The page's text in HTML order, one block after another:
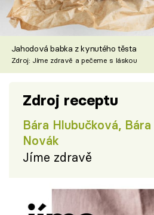
Jahodová babka z kynutého těsta
Zdroj: Jíme zdravě a pečeme s láskou
Zdroj receptu
Bára Hlubučková,
Novák
Jíme zdravě